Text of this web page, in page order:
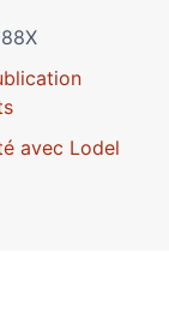
avec Lodel